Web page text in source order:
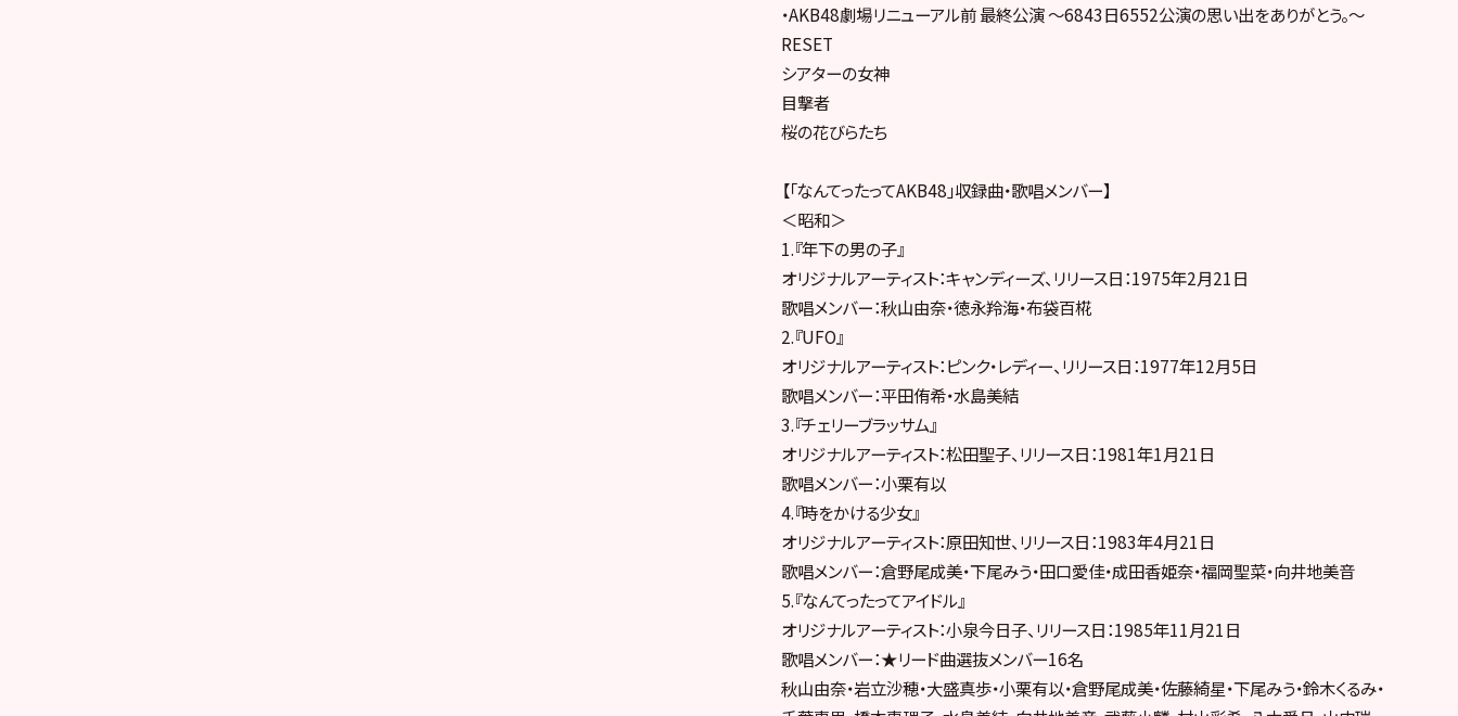
・AKB48劇場リニューアル前 最終公演 ～6843日6552公演の思い出をありがとう。～
RESET
シアターの女神
目撃者
桜の花びらたち
【「なんてったってAKB48」収録曲・歌唱メンバー】
＜昭和＞
1.『年下の男の子』
オリジナルアーティスト：キャンディーズ、リリース日：1975年2月21日
歌唱メンバー：秋山由奈・徳永羚海・布袋百椛
2.『UFO』
オリジナルアーティスト：ピンク・レディー、リリース日：1977年12月5日
歌唱メンバー：平田侑希・水島美結
3.『チェリーブラッサム』
オリジナルアーティスト：松田聖子、リリース日：1981年1月21日
歌唱メンバー：小栗有以
4.『時をかける少女』
オリジナルアーティスト：原田知世、リリース日：1983年4月21日
歌唱メンバー：倉野尾成美・下尾みう・田口愛佳・成田香姫奈・福岡聖菜・向井地美音
5.『なんてったってアイドル』
オリジナルアーティスト：小泉今日子、リリース日：1985年11月21日
歌唱メンバー：★リード曲選抜メンバー16名
秋山由奈・岩立沙穂・大盛真歩・小栗有以・倉野尾成美・佐藤綺星・下尾みう・鈴木くるみ・